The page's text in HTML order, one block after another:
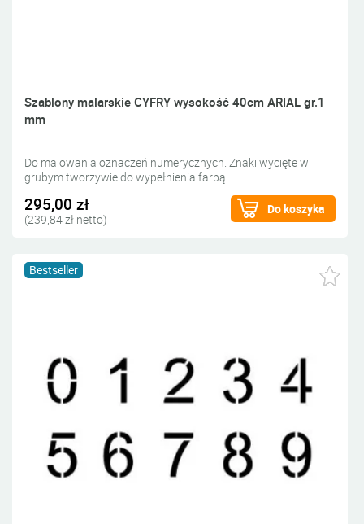
Szablony malarskie CYFRY wysokość 40cm ARIAL gr.1
mm
Do malowania oznaczeń numerycznych. Znaki wycięte w
grubym tworzywie do wypełnienia farbą.
295,00 zł
(239,84 zł netto)
Do koszyka
Bestseller